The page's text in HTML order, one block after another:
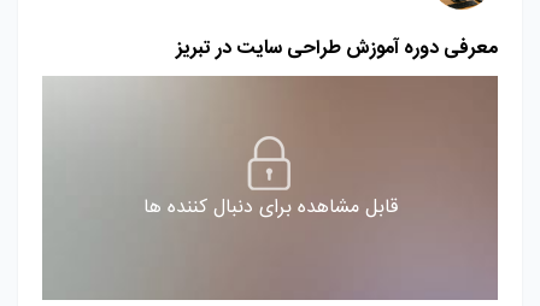
معرفی دوره آموزش طراحی سایت در تبریز
قابل مشاهده برای دنبال کننده ها